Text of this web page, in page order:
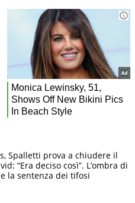
Spalletti prova a chiudere il
“Era deciso così”. L’ombra di
la sentenza dei tifosi